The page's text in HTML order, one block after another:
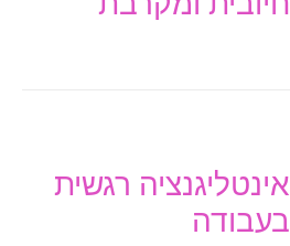
אינטליגנציה רגשית
בעבודה